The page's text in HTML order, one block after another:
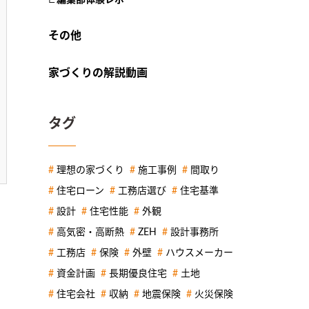
その他
家づくりの解説動画
タグ
理想の家づくり 施工事例 間取り
住宅ローン 工務店選び 住宅基準
設計 住宅性能 外観
高気密・高断熱 ZEH 設計事務所
工務店 保険 外壁 ハウスメーカー
資金計画 長期優良住宅 土地
住宅会社 収納 地震保険 火災保険